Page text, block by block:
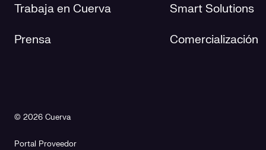
Trabaja en Cuerva
Prensa
Smart Solutions
Comercialización
© 2026 Cuerva
Portal Proveedor